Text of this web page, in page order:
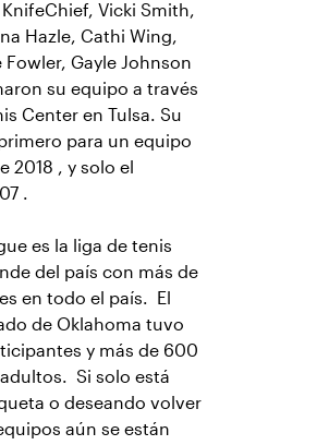
KnifeChief, Vicki Smith,
Hazle, Cathi Wing,
Fowler, Gayle Johnson
su equipo a través
Center en Tulsa. Su
para un equipo
2018 , y solo el
.
es la liga de tenis
del país con más de
en todo el país. El
de Oklahoma tuvo
y más de 600
Si solo está
o deseando volver
aún se están